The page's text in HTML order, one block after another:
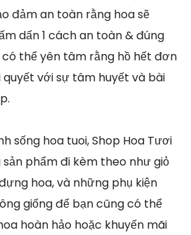
đảm an toàn rằng hoa sẽ
dấn 1 cách an toàn & đúng
có thể yên tâm rằng hồ hết đơn
với sự tâm huyết và bài
sống hoa tuoi, Shop Hoa Tươi
phẩm đi kèm theo như giỏ
hoa, và những phụ kiện
giống để bạn cũng có thể
hoàn hảo hoặc khuyến mãi